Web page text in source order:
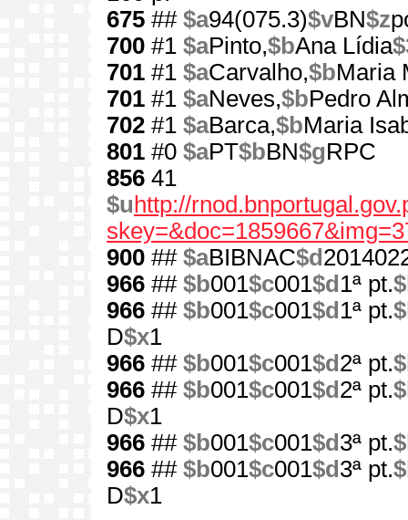
675 ## $a94(075.3)$vBN$z
700 #1 $aPinto,$bAna Lídia
701 #1 $aCarvalho,$bMaria
701 #1 $aNeves,$bPedro
702 #1 $aBarca,$bMaria
801 #0 $aPT$bBN$gRPC
856 41
$u http://
900 ## $aBIBNAC$d
966 ## $b001$c001$d 1ª pt.
966 ## $b001$c001$d 1ª pt.
D$x1
966 ## $b001$c001$d 2ª pt.
966 ## $b001$c001$d 2ª pt.
D$x1
966 ## $b001$c001$d 3ª pt.
966 ## $b001$c001$d 3ª pt.
D$x1